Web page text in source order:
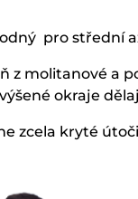
pro střední
z molitanové a
okraje
zcela kryté